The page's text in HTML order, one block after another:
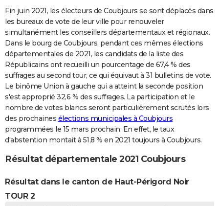
COPAINS D'AVANT
S'inscrire
Se connecter
Lycées
Collèges
Primaires
Universités
Entreprises
Service militaire
Avis de recherche
AVIS DE DÉCÈS
FORUM
Bricolage
Lifestyle
Culture
Sport
Auto
Television
Voyage
Cinema
Fin juin 2021, les électeurs de Coubjours se sont déplacés dans
les bureaux de vote de leur ville pour renouveler
simultanément les conseillers départementaux et régionaux.
Dans le bourg de Coubjours, pendant ces mêmes élections
départementales de 2021, les candidats de la liste des
Républicains ont recueilli un pourcentage de 67,4 % des
suffrages au second tour, ce qui équivaut à 31 bulletins de vote.
Le binôme Union à gauche qui a atteint la seconde position
s'est approprié 32,6 % des suffrages. La participation et le
nombre de votes blancs seront particulièrement scrutés lors
des prochaines élections municipales à Coubjours
programmées le 15 mars prochain. En effet, le taux
d'abstention montait à 51,8 % en 2021 toujours à Coubjours.
Résultat départementale 2021 Coubjours
Résultat dans le canton de Haut-Périgord Noir
TOUR 2